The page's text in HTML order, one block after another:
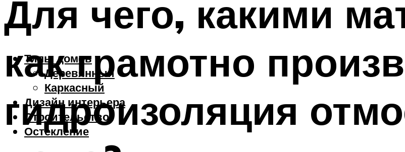
Типы домов
Деревянный
Каркасный
Дизайн интерьера
Строительство
Остекление
Для чего, какими
как грамотно
гидроизоляция